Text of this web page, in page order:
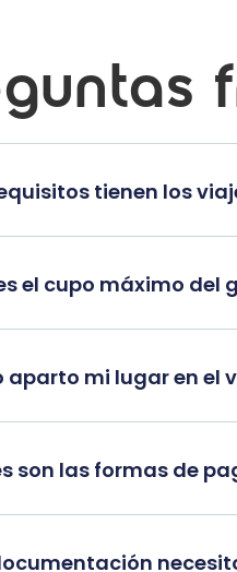
tienen los
el cupo máximo del
aparto mi lugar en el
son las formas de